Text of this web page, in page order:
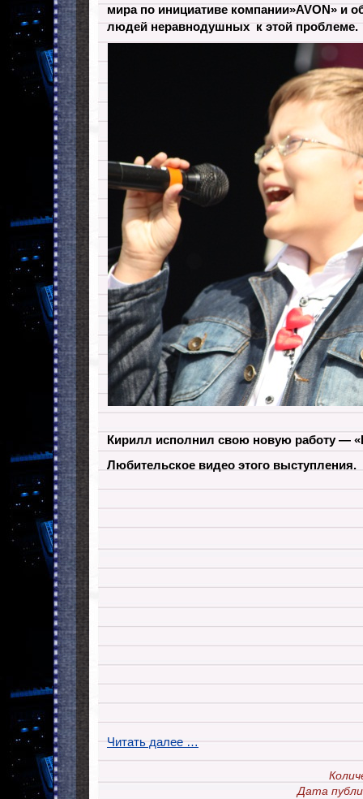
мира по инициативе компании»AVON» и
людей неравнодушных к этой проблеме.
Кирилл исполнил свою новую работу —
Любительское видео этого выступления.
Читать далее …
Дата